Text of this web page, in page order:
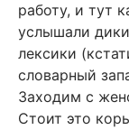
работу, и тут
услышали
лексики
словарный
Заходим с
Стоит это